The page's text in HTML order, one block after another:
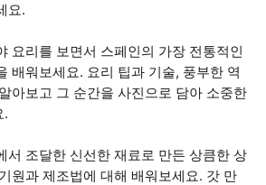
요.
요리를 보면서 스페인의 가장 전통적인
배워보세요. 요리 팁과 기술, 풍부한 역
아보고 그 순간을 사진으로 담아 소중한
.
서 조달한 신선한 재료로 만든 상큼한 상
원과 제조법에 대해 배워보세요. 갓 만